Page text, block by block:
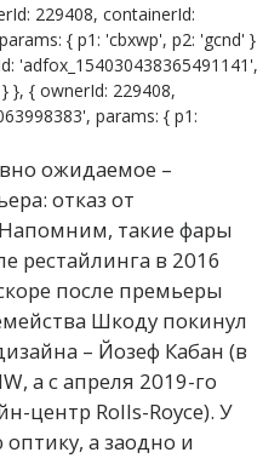
229408, containerId:
{ p1: 'cbxwp', p2: 'gcnd' }
'adfox_154030438365491141',
}, { ownerId: 229408,
params: { p1:
ожидаемое –
отказ от
такие фары
рестайлинга в 2016
после премьеры
Шкоду покинул
– Йозеф Кабан (в
а с апреля 2019-го
центр Rolls-Royce). У
а заодно и